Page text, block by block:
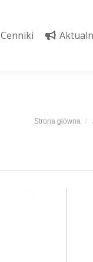
Cenniki
Jesteś tutaj:
Strona główna
Cenniki